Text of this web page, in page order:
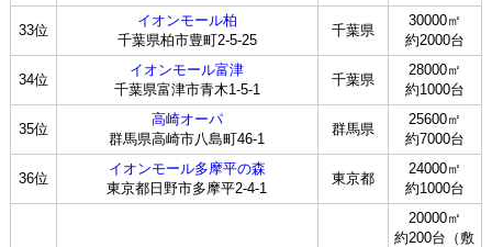
33位
イオンモール柏
千葉県柏市豊町2-5-25
千葉県
30000㎡
約2000台
34位
イオンモール富津
千葉県富津市青木1-5-1
千葉県
28000㎡
約1000台
35位
高崎オーパ
群馬県高崎市八島町46-1
群馬県
25600㎡
約7000台
36位
イオンモール多摩平の森
東京都日野市多摩平2-4-1
東京都
24000㎡
約1000台
20000㎡
約200台（敷